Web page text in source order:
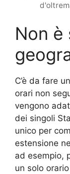
Non è
C’è da fare
orari non
vengono
dei singoli
unico per
estensione
ad esempio,
un solo